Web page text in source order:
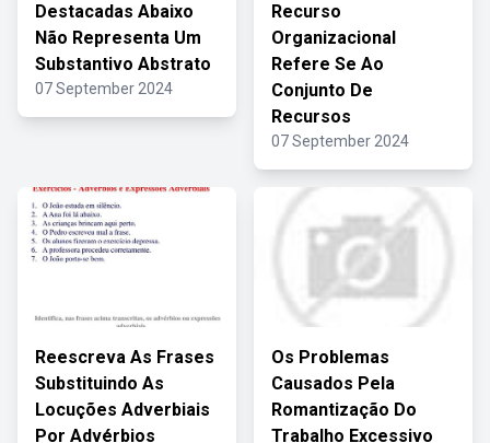
Destacadas Abaixo
Não Representa Um
Substantivo Abstrato
07 September 2024
Recurso
Organizacional
Refere Se Ao
Conjunto De
Recursos
07 September 2024
Reescreva As Frases
Substituindo As
Locuções Adverbiais
Por Advérbios
Os Problemas
Causados Pela
Romantização Do
Trabalho Excessivo